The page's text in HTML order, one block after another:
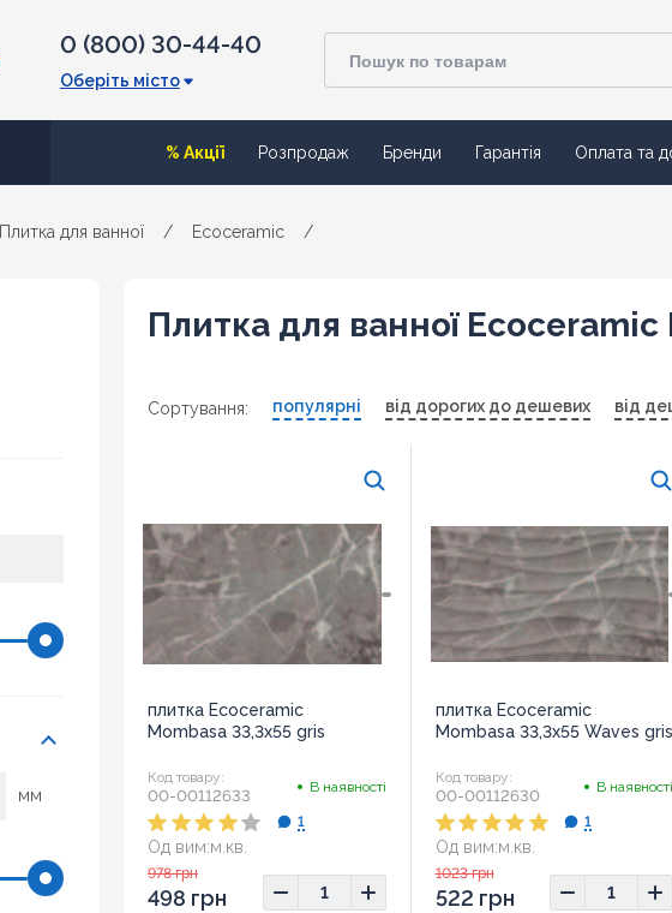
0 (800) 30-44-40
Оберіть місто
% Акції Розпродаж Бренди Гарантія Оплата та
Плитка для ванної / Ecoceramic /
мм
Плитка для ванної Ecoceramic
Сортування: популярні від дорогих до дешевих від
плитка Ecoceramic
Mombasa 33,3x55 gris
Код товару:
00-00112633 В наявності
Од вим:м.кв.
Розмір:
1
978 грн
498 грн
плитка Ecoceramic
Mombasa 33,3x55 Waves gris
Код товару:
00-00112630 В наявності
Од вим:м.кв.
Розмір:
1
1023 грн
522 грн